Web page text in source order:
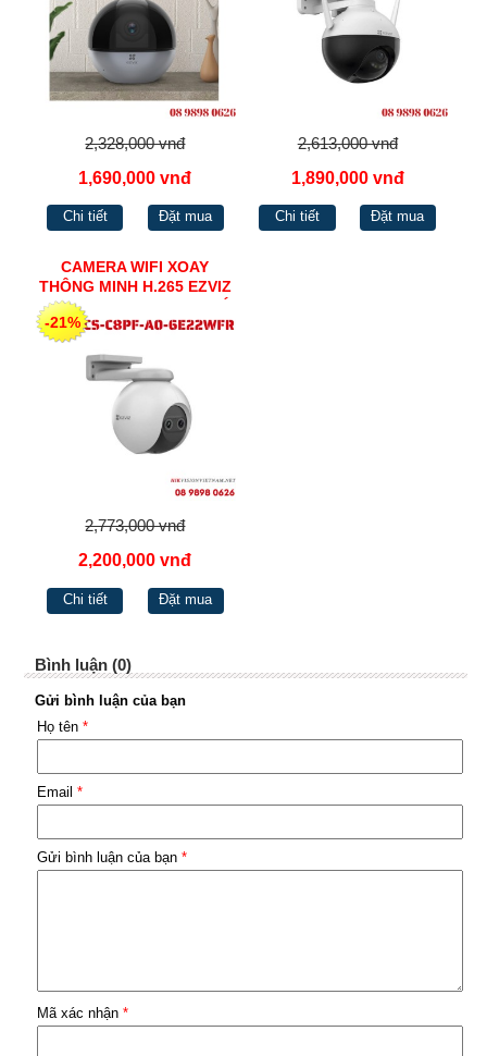
2,328,000 vnđ
1,690,000 vnđ
Chi tiết Đặt mua
2,613,000 vnđ
1,890,000 vnđ
Chi tiết Đặt mua
CAMERA WIFI XOAY
THÔNG MINH H.265 EZVIZ
CS-C8PF-A0-6E22WFR CÓ
MÀU BAN ĐÊM
-21%
2,773,000 vnđ
2,200,000 vnđ
Chi tiết Đặt mua
Bình luận (0)
Gửi bình luận của bạn
Họ tên *
Email *
Gửi bình luận của bạn *
Mã xác nhận *